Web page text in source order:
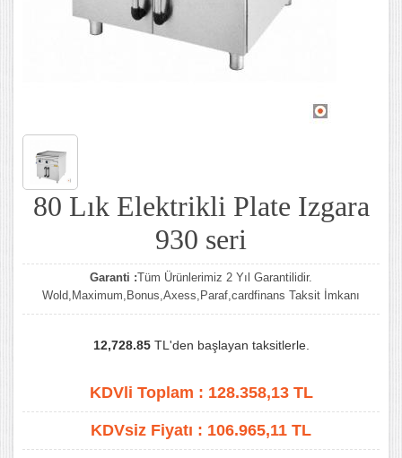
80 Lık Elektrikli Plate Izgara
930 seri
Garanti :Tüm Ürünlerimiz 2 Yıl Garantilidir.
Wold,Maximum,Bonus,Axess,Paraf,cardfinans Taksit İmkanı
12,728.85TL'den başlayan taksitlerle.
KDVli Toplam : 128.358,13TL
KDVsiz Fiyatı : 106.965,11 TL